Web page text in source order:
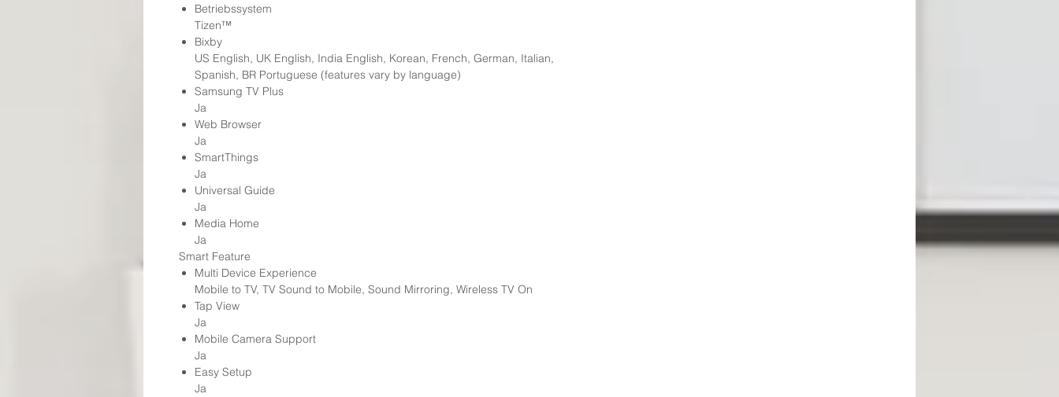
Betriebssystem
Tizen™
Bixby
US English, UK English, India English, Korean, French, German, Italian,
Spanish, BR Portuguese (features vary by language)
Samsung TV Plus
Ja
Web Browser
Ja
SmartThings
Ja
Universal Guide
Ja
Media Home
Ja
Smart Feature
Multi Device Experience
Mobile to TV, TV Sound to Mobile, Sound Mirroring, Wireless TV On
Tap View
Ja
Mobile Camera Support
Ja
Easy Setup
Ja